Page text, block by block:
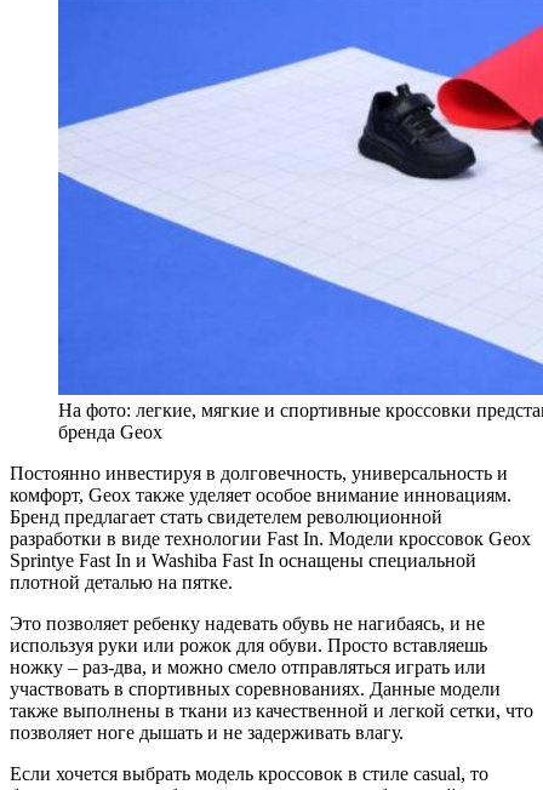
На фото: легкие, мягкие и спортивные кроссовки
бренда Geox
Постоянно инвестируя в долговечность, универсальность и
комфорт, Geox также уделяет особое внимание инновациям.
Бренд предлагает стать свидетелем революционной
разработки в виде технологии Fast In. Модели кроссовок Geox
Sprintye Fast In и Washiba Fast In оснащены специальной
плотной деталью на пятке.
Это позволяет ребенку надевать обувь не нагибаясь, и не
используя руки или рожок для обуви. Просто вставляешь
ножку – раз-два, и можно смело отправляться играть или
участвовать в спортивных соревнованиях. Данные модели
также выполнены в ткани из качественной и легкой сетки, что
позволяет ноге дышать и не задерживать влагу.
Если хочется выбрать модель кроссовок в стиле casual, то